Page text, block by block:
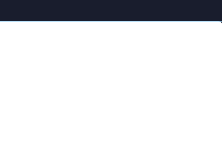
hoogsensitieve Agnes nog maar net